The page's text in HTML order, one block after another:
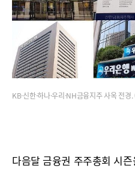
KB·신한·하나·우리·NH금융지주 사옥 전
다음달 금융권 주주총회 시